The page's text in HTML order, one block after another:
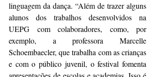
linguagem da dança. “Além de trazer alguns
alunos dos trabalhos desenvolvidos na
UEPG com colaboradores, como, por
exemplo, a professora Marcelle
Schoembaecler, que trabalha com as crianças
e com o público juvenil, o festival fomenta